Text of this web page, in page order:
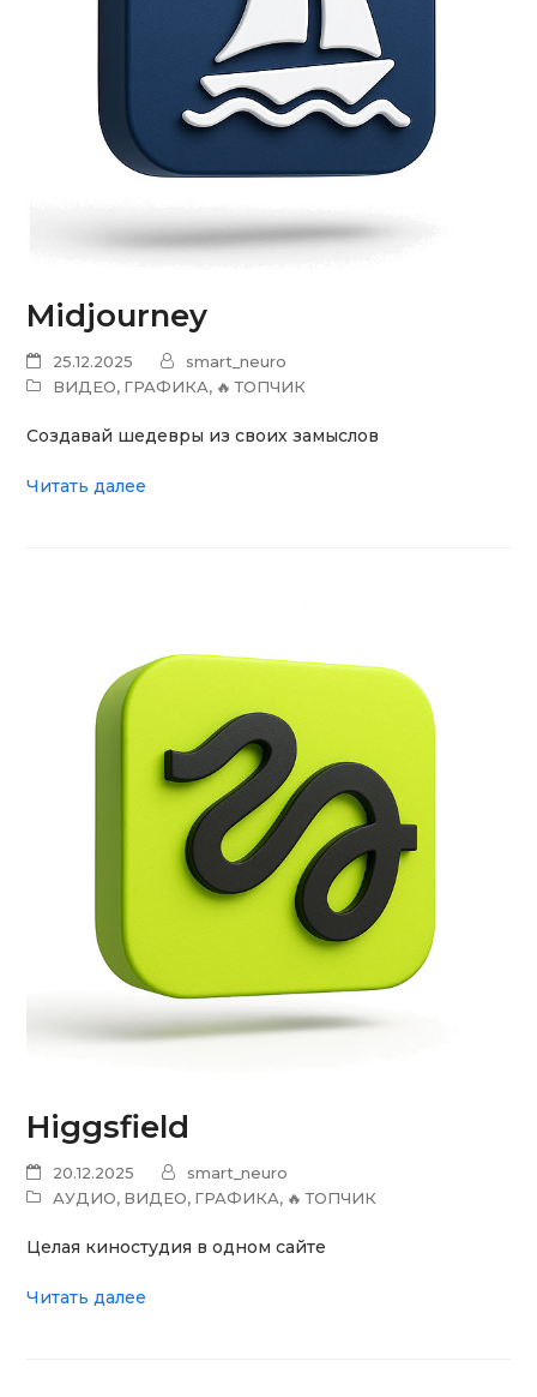
Midjourney
25.12.2025
smart_neuro
ВИДЕО, ГРАФИКА, 🔥 ТОПЧИК
Создавай шедевры из своих замыслов
Читать далее
Higgsfield
20.12.2025
smart_neuro
АУДИО, ВИДЕО, ГРАФИКА, 🔥 ТОПЧИК
Целая киностудия в одном сайте
Читать далее